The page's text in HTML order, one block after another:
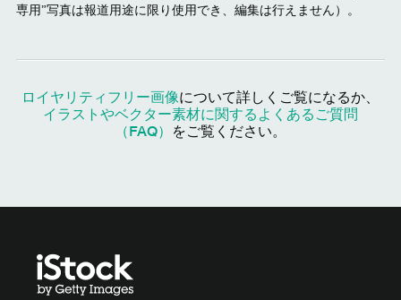
専用”写真は報道用途に限り使用でき、編集は行えません）。
ロイヤリティフリー画像について詳しくご覧になるか、
イラストやベクター素材に関するよくあるご質問
（FAQ）
をご覧ください。